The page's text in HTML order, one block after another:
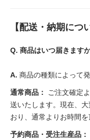
【配送・納期につ
Q. 商品はいつ届きます
A. 商品の種類によって
通常商品： ご注文確定
送いたします。現在、
おり、通常よりお時間を
予約商品・受注生産品：